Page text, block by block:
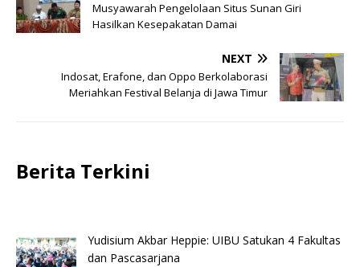
Musyawarah Pengelolaan Situs Sunan Giri
Hasilkan Kesepakatan Damai
NEXT
Indosat, Erafone, dan Oppo Berkolaborasi
Meriahkan Festival Belanja di Jawa Timur
Berita Terkini
Yudisium Akbar Heppie: UIBU Satukan 4 Fakultas
dan Pascasarjana